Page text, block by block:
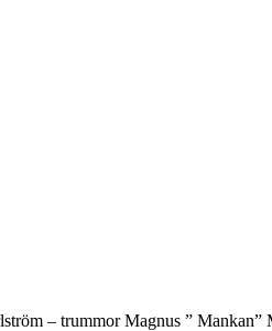
– trummor Magnus ”